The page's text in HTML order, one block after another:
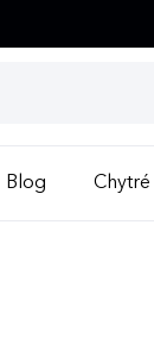
Blog